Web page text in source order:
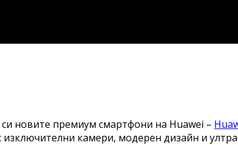
новите премиум смартфони на Huawei –
изключителни камери, модерен дизайн и